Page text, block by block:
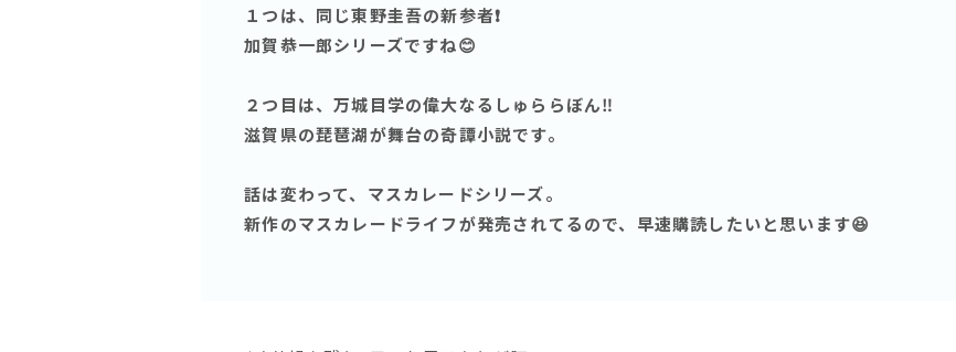
１つは、同じ東野圭吾の新参者❗️
加賀恭一郎シリーズですね😊
２つ目は、万城目学の偉大なるしゅららぼん‼️
滋賀県の琵琶湖が舞台の奇譚小説です。
話は変わって、マスカレードシリーズ。
新作のマスカレードライフが発売されてるので、早速購読したいと思います😆